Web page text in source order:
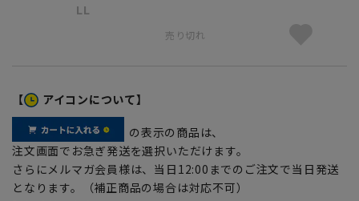
LL
売り切れ
【 アイコンについて】
の表示の商品は、
注文画面でお急ぎ発送を選択いただけます。
さらにメルマガ会員様は、当日12:00までのご注文で当日発送
となります。（補正商品の場合は対応不可）